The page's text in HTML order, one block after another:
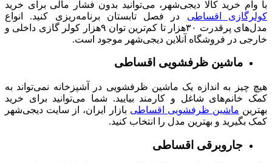
با وام خرید کالا دیجی‌شهر، می‌توانید بدون فشار مالی برای خرید
کولرگازی اقساطی
در فصل تابستان برنامه‌ریزی کنید. انواع
مدل‌های پرقدرت ۳۰هزار تا کم‌ترین توان ۹هزار کولر گازی داخلی و
خارجی در فروشگاه آنلاین دیجی‌شهر موجود است.
ماشین ظرفشویی اقساطی
هیچ چیز به اندازه یک ماشین ظرفشویی در آشپزخانه نمی‌تواند به
کمک خانم‌های شاغل و کارمند بیایید. شما می‌توانید برای خرید
بهترین ماشین ظرفشویی اقساطی بازار ایران، از سایت دیجی‌شهر
کمک بگیرید و بهترین مدل را انتخاب کنید.
جاروبرقی اقساطی